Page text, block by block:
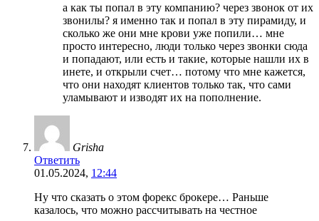
а как ты попал в эту компанию? через звонок от их
звонилы? я именно так и попал в эту пирамиду, и
сколько же они мне крови уже попили… мне
просто интересно, люди только через звонки сюда
и попадают, или есть и такие, которые нашли их в
инете, и открыли счет… потому что мне кажется,
что они находят клиентов только так, что сами
уламывают и изводят их на пополнение.
Grisha
Ответить
01.05.2024, 12:44
Ну что сказать о этом форекс брокере… Раньше
казалось, что можно рассчитывать на честное